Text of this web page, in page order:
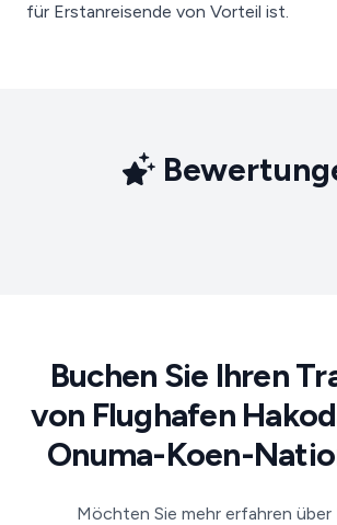
für Erstanreisende von Vorteil ist.
Buchen Sie Ihren
von Flughafen
Onuma-Koen-
Möchten Sie mehr erfahren über